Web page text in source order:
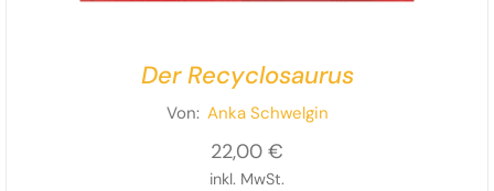
Der Recyclosaurus
Von: Anka Schwelgin
22,00 €
inkl. MwSt.